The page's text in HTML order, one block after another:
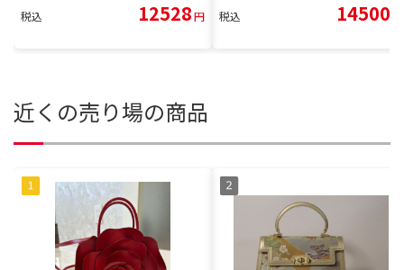
税込 12528円 税込 14500
近くの売り場の商品